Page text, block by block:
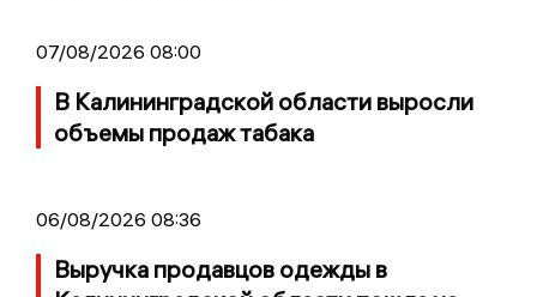
07/08/2026 08:00
В Калининградской области выросли
объемы продаж табака
06/08/2026 08:36
Выручка продавцов одежды в